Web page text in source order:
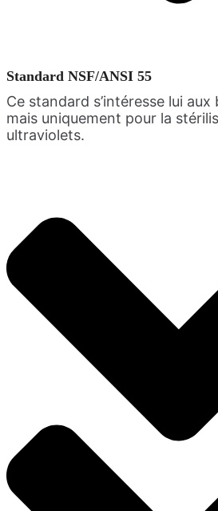
Standard NSF/ANSI 55
Ce standard s’intéresse lui
mais uniquement pour la
ultraviolets.